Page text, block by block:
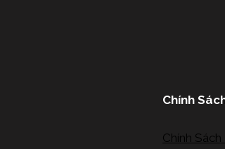
Chính
Chính